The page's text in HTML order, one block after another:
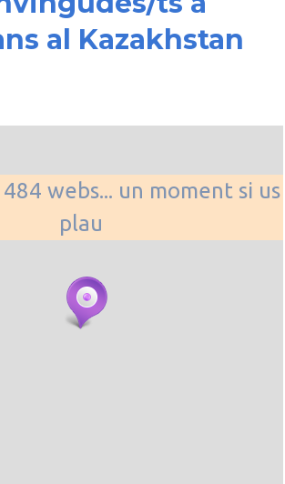
al Kazakhstan
webs... un moment si us
plau